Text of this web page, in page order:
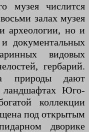
музея числится
залах музея
археологии, но и
документальных
видовых
гербарий.
природы дают
ландшафтах Юго-
коллекции
под открытым
дворике